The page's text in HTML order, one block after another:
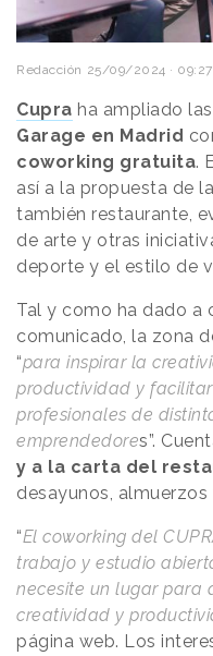
Redacción 25/09/2024 · 09:27
Cupra ha ampliado
Garage en Madrid
coworking gratuita.
así a la propuesta de
también restaurante,
de arte y otras
deporte y el estilo de
Tal y como ha dado a
comunicado, la zona
“para inspirar la
productividad y
profesionales de
emprendedores”.
y a la carta del
desayunos, almuerzos
“El coworking del
trabajo y estudio
necesite un lugar para
creatividad y
página web. Los